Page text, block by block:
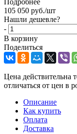
105 050 руб./шт
Нашли дешевле?
-
В корзину
Поделиться
Цена действительна
отличаться от цен в
Описание
Как купить
Оплата
Доставка